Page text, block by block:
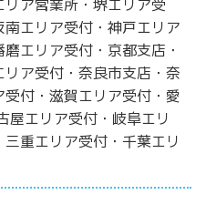
リア営業所・堺エリア受
南エリア受付・神戸エリア
磨エリア受付・京都支店・
リア受付・奈良市支店・奈
受付・滋賀エリア受付・愛
屋エリア受付・岐阜エリ
三重エリア受付・千葉エリ